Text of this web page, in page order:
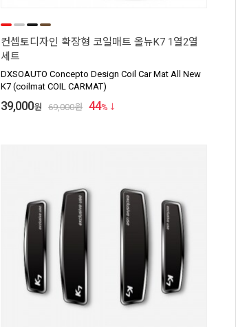
컨셉토디자인 확장형 코일매트 올뉴K7 1열2열
세트
DXSOAUTO Concepto Design Coil Car Mat All New
K7 (coilmat COIL CARMAT)
39,000원 69,000원 44%